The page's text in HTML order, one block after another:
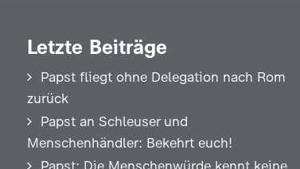
Letzte Beiträge
Papst fliegt ohne Delegation nach Rom
zurück
Papst an Schleuser und
Menschenhändler: Bekehrt euch!
Papst: Die Menschenwürde kennt keine